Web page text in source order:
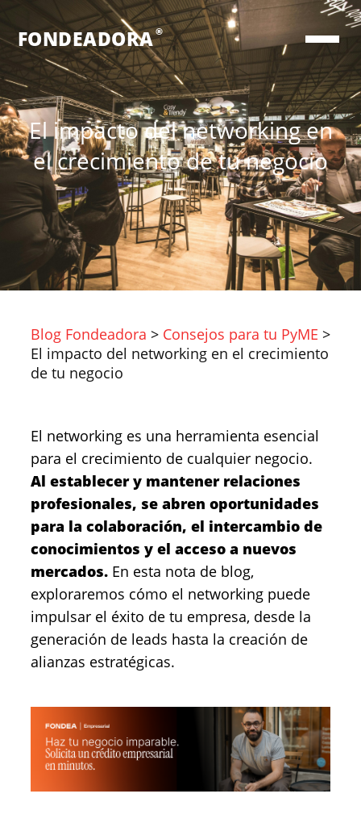
FONDEADORA®
El impacto del networking en
el crecimiento de tu negocio
Blog Fondeadora > Consejos para tu PyME >
El impacto del networking en el crecimiento
de tu negocio
El networking es una herramienta esencial
para el crecimiento de cualquier negocio.
Al establecer y mantener relaciones
profesionales, se abren oportunidades
para la colaboración, el intercambio de
conocimientos y el acceso a nuevos
mercados. En esta nota de blog,
exploraremos cómo el networking puede
impulsar el éxito de tu empresa, desde la
generación de leads hasta la creación de
alianzas estratégicas.